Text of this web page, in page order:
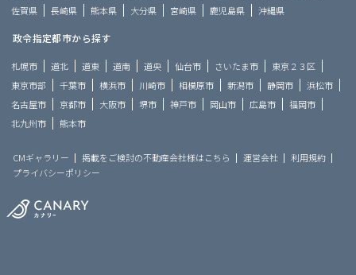
佐賀県
長崎県 熊本県 大分県 宮崎県 鹿児島県 沖縄県
政令指定都市から探す
札幌市 道北 道東 道南 道央 仙台市 さいたま市
東京２３区
東京市部
千葉市 横浜市 川崎市 相模原市 新潟市 静岡市
浜松市
名古屋市
京都市 大阪市 堺市 神戸市 岡山市 広島市
福岡市
北九州市
熊本市
CMギャラリー 掲載をご検討の不動産会社様はこちら 運営会社
利用規約
プライバシーポリシー